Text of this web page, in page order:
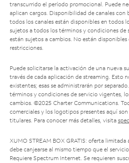
transcurrido el período promocional. Puede
aplican cargos. Disponibilidad de canales con
todos los canales están disponibles en todos
sujetos a todos los términos y condiciones de
están sujetos a cambios. No están disponibles
restricciones.
Puede solicitarse la activación de una nueva
través de cada aplicación de streaming. Esto
existentes; esas se administrarán por
términos y condiciones de servicio vigentes,
cambios. ©2025 Charter Communications.
comerciales y los logotipos presentes aquí
titulares. Para conocer más detalles, visita
XUMO STREAM BOX GRATIS: oferta
debe canjearse al mismo tiempo que el
Requiere Spectrum Internet. Se requieren